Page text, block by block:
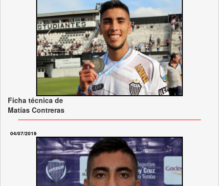
Ficha técnica de
Matías Contreras
04/07/2019